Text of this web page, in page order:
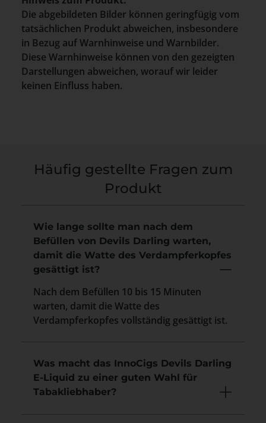
Die abgebildeten Bilder können geringfügig vom
tatsächlichen Produkt abweichen, insbesondere
in Bezug auf Warnhinweise und Warnbilder.
Diese Warnhinweise können von den gezeigten
Darstellungen abweichen, worauf wir leider
keinen Einfluss haben.
Häufig gestellte Fragen zum
Produkt
Wie lange sollte man nach dem
Befüllen von Devils Darling warten,
damit die Watte des Verdampferkopfes
gesättigt ist?
Nach dem Befüllen 10 bis 15 Minuten
warten, damit die Watte des
Verdampferkopfes vollständig gesättigt ist.
Was macht das InnoCigs Devils Darling
E-Liquid zu einer guten Wahl für
Tabakliebhaber?